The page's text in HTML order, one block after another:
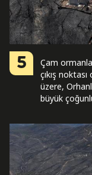
5
Çam
çıkış
üzere,
büyük